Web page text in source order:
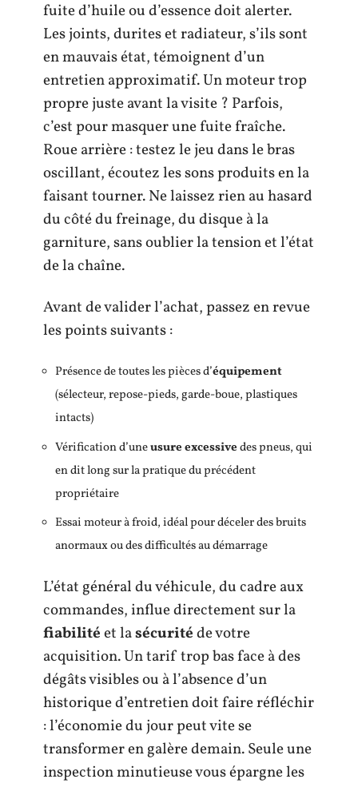
fuite d’huile ou d’essence doit alerter.
Les joints, durites et radiateur, s’ils sont
en mauvais état, témoignent d’un
entretien approximatif. Un moteur trop
propre juste avant la visite ? Parfois,
c’est pour masquer une fuite fraîche.
Roue arrière : testez le jeu dans le bras
oscillant, écoutez les sons produits en la
faisant tourner. Ne laissez rien au hasard
du côté du freinage, du disque à la
garniture, sans oublier la tension et l’état
de la chaîne.
Avant de valider l’achat, passez en revue
les points suivants :
Présence de toutes les pièces d’équipement
(sélecteur, repose-pieds, garde-boue, plastiques
intacts)
Vérification d’uneusure excessivedes pneus, qui
en dit long sur la pratique du précédent
propriétaire
Essai moteur à froid, idéal pour déceler des bruits
anormaux ou des difficultés au démarrage
L’état général du véhicule, du cadre aux
commandes, influe directement sur la
fiabilitéet lasécuritéde votre
acquisition. Un tarif trop bas face à des
dégâts visibles ou à l’absence d’un
historique d’entretien doit faire réfléchir
: l’économie du jour peut vite se
transformer en galère demain. Seule une
inspection minutieuse vous épargne les